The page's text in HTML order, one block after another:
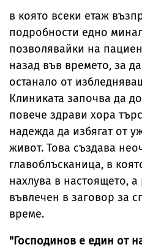
в която всеки етаж
подробности едно
позволявайки на
назад във времето, за
останало от
Клиниката започва да
повече здрави хора
надежда да избягат от
живот. Това създава
главоблъсканица, в
нахлува в настоящето, а
въвлечен в заговор за
време.
"Господинов е един от